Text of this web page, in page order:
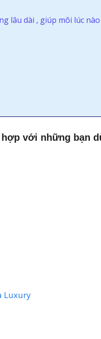
lâu dài , giúp môi lúc
với những bạn
Luxury